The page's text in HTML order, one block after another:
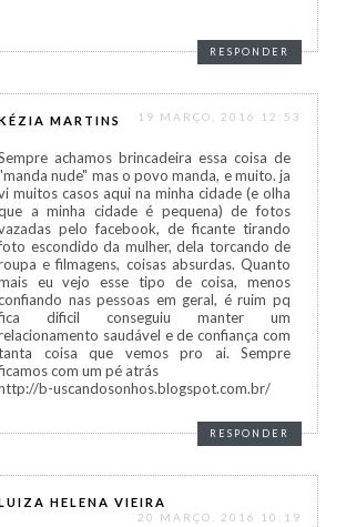
RESPONDER
MARTINS 19 MARÇO, 2016 12:53
achamos brincadeira essa coisa de
nude" mas o povo manda, e muito. ja
muitos casos aqui na minha cidade (e olha
a minha cidade é pequena) de fotos
pelo facebook, de ficante tirando
escondido da mulher, dela torcando de
e filmagens, coisas absurdas. Quanto
eu vejo esse tipo de coisa, menos
nas pessoas em geral, é ruim pq
dificil conseguiu manter um
saudável e de confiança com
coisa que vemos pro ai. Sempre
com um pé atrás
b-uscandosonhos.blogspot.com.br/
RESPONDER
HELENA VIEIRA
20 MARÇO, 2016 10:19